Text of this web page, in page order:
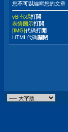
您不可以編輯您的文章
vB 代碼打開
表情圖示打開
[IMG]代碼打開
HTML代碼關閉